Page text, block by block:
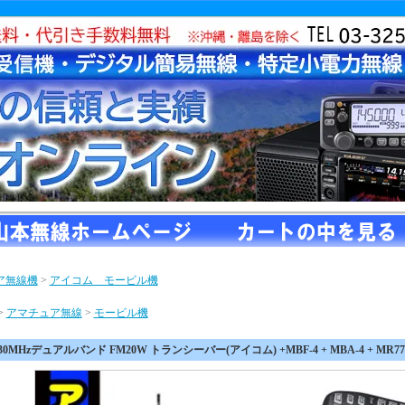
無線機> アイコム モービル機
アマチュア無線 > モービル機
デュアルバンド FM20W トランシーバー(アイコム) +MBF-4 + MBA-4 +